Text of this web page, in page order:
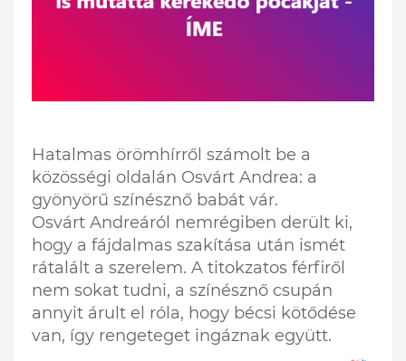
Hatalmas örömhírről számolt be a
közösségi oldalán Osvárt Andrea: a
gyönyörű színésznő babát vár.
Osvárt Andreáról nemrégiben derült ki,
hogy a fájdalmas szakítása után ismét
rátalált a szerelem. A titokzatos férfiről
nem sokat tudni, a színésznő csupán
annyit árult el róla, hogy bécsi kötődése
van, így rengeteget ingáznak együtt.